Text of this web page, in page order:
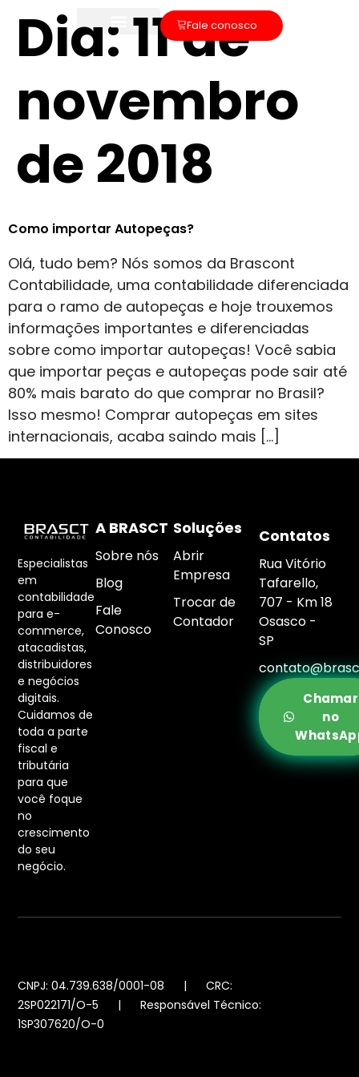
Fale conosco
Dia:11 de
novembro
de 2018
Como importar Autopeças?
Olá, tudo bem? Nós somos da Brascont
Contabilidade, uma contabilidade diferenciada
para o ramo de autopeças e hoje trouxemos
informações importantes e diferenciadas
sobre como importar autopeças! Você sabia
que importar peças e autopeças pode sair até
80% mais barato do que comprar no Brasil?
Isso mesmo! Comprar autopeças em sites
internacionais, acaba saindo mais […]
Especialistas
em
contabilidade
para e-
commerce,
atacadistas,
distribuidores
e negócios
digitais.
Cuidamos de
toda a parte
fiscal e
tributária
para que
você foque
no
crescimento
do seu
negócio.
A BRASCT
Sobre nós
Blog
Fale
Conosco
Soluções
Abrir
Empresa
Trocar de
Contador
Contatos
Rua Vitório
Tafarello,
707 - Km 18
Osasco -
SP
Chamar
no
CNPJ: 04.739.638/0001-08 | CRC:
2SP022171/O-5 | Responsável Técnico:
1SP307620/O-0